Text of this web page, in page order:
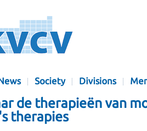
Society Divisions
de therapieën van
therapies